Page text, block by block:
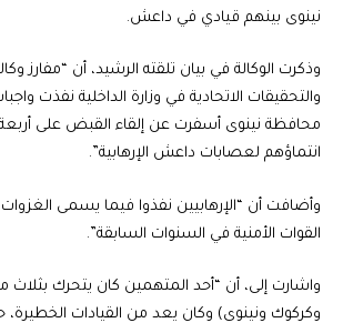
نينوى بينهم قيادي في داعش.
وذكرت الوكالة في بيان تلقته الرشيد، أن “مفارز
والتحقيقات الاتحادية في وزارة الداخلية نفذت
محافظة نينوى أسفرت عن إلقاء القبض على
انتماؤهم لعصابات داعش الإرهابية”.
وأضافت أن “الإرهابيين نفذوا فيما يسمى
القوات الأمنية في السنوات السابقة”.
واشارت إلى، أن “أحد المتهمين كان يتحرك بثلاث
وكركوك ونينوى) وكان يعد من القيادات الخطيرة،